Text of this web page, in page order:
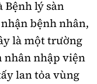
Nga
Tùng,
hành:
Bệnh lý sàn
bệnh nhân,
là một trường
nhân nhập viện
lan tỏa vùng